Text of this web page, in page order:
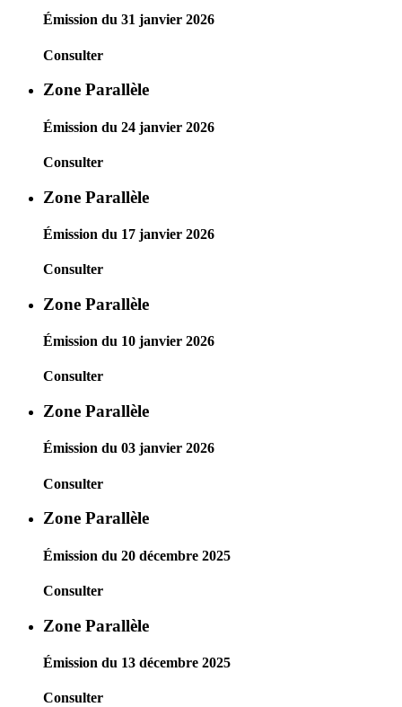
Émission du 31 janvier 2026
Consulter
Zone Parallèle
Émission du 24 janvier 2026
Consulter
Zone Parallèle
Émission du 17 janvier 2026
Consulter
Zone Parallèle
Émission du 10 janvier 2026
Consulter
Zone Parallèle
Émission du 03 janvier 2026
Consulter
Zone Parallèle
Émission du 20 décembre 2025
Consulter
Zone Parallèle
Émission du 13 décembre 2025
Consulter